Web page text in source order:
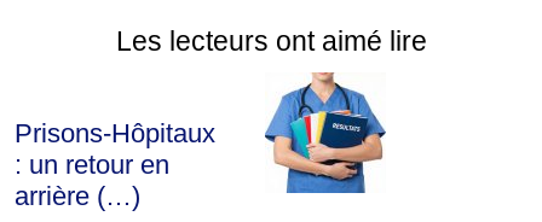
Les lecteurs ont aimé lire
Prisons-Hôpitaux
: un retour en
arrière (…)